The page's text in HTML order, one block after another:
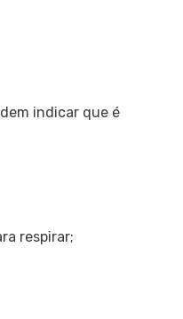
indicar que é
respirar;